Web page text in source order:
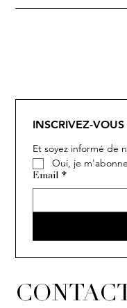
INSCRIVEZ-
Et soyez informé de
Oui, je
Email *